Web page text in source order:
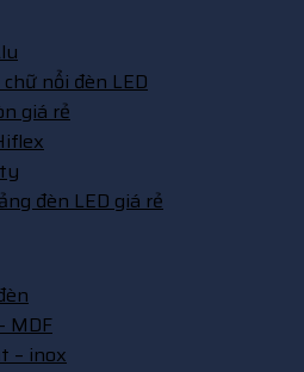
nổi đèn LED
giá rẻ
đèn LED giá rẻ
MDF
– inox